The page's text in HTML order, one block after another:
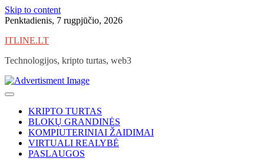
Skip to content
Penktadienis, 7 rugpjūčio, 2026
ITLINE.LT
Technologijos, kripto turtas, web3
KRIPTO TURTAS
BLOKŲ GRANDINĖS
KOMPIUTERINIAI ŽAIDIMAI
VIRTUALI REALYBĖ
PASLAUGOS